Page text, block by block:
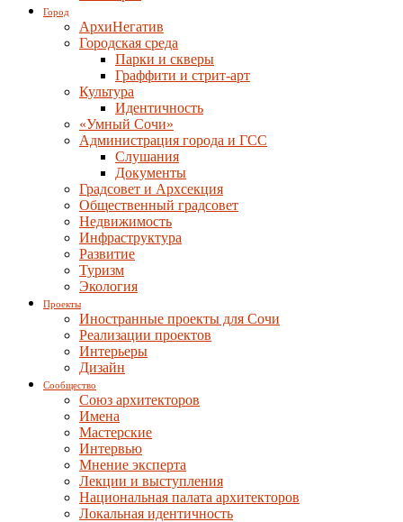
Город
АрхиНегатив
Городская среда
Парки и скверы
Граффити и стрит-арт
Культура
Идентичность
«Умный Сочи»
Администрация города и ГСС
Слушания
Документы
Градсовет и Архсекция
Общественный градсовет
Недвижимость
Инфраструктура
Развитие
Туризм
Экология
Проекты
Иностранные проекты для Сочи
Реализации проектов
Интерьеры
Дизайн
Сообщество
Союз архитекторов
Имена
Мастерские
Интервью
Мнение эксперта
Лекции и выступления
Национальная палата архитекторов
Локальная идентичность